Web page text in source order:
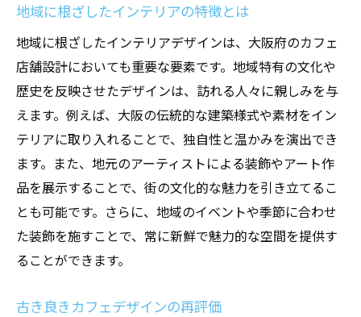
大阪府のカフェ文化と調和するデザイン
大阪府のカフェ文化に合った店舗設計のヒント
伝統と現代性の融合を図る
地域特有の素材や装飾の利用
地域住民との共鳴を図るデザイン
観光客へのインパクトを与える
大阪府の季節感を取り入れた工夫
地元のアーティストとコラボレーション
カフェ店舗設計でリピート客を増やす方法
居心地の良さを追求したインテリア
地域に根ざしたインテリアの特徴とは
地域に根ざしたインテリアデザインは、大阪府のカフェ
店舗設計においても重要な要素です。地域特有の文化や
歴史を反映させたデザインは、訪れる人々に親しみを与
えます。例えば、大阪の伝統的な建築様式や素材をイン
テリアに取り入れることで、独自性と温かみを演出でき
ます。また、地元のアーティストによる装飾やアート作
品を展示することで、街の文化的な魅力を引き立てるこ
とも可能です。さらに、地域のイベントや季節に合わせ
た装飾を施すことで、常に新鮮で魅力的な空間を提供す
ることができます。
古き良きカフェデザインの再評価